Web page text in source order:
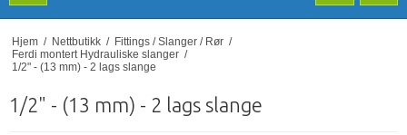
Hjem / Nettbutikk / Fittings / Slanger / Rør /
Ferdi montert Hydrauliske slanger /
1/2" - (13 mm) - 2 lags slange
1/2" - (13 mm) - 2 lags slange